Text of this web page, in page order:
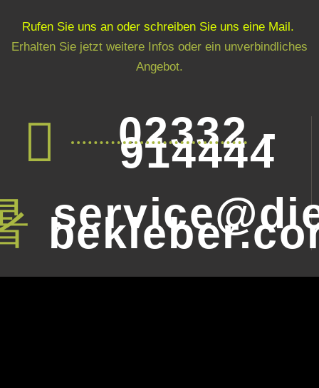
Rufen Sie uns an oder schreiben Sie uns eine Mail.
Erhalten Sie jetzt weitere Infos oder ein unverbindliches
Angebot.
02332 -
914444